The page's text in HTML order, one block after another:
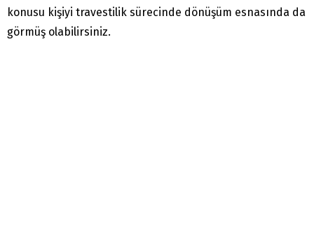
konusu kişiyi travestilik sürecinde dönüşüm esnasında da
görmüş olabilirsiniz.